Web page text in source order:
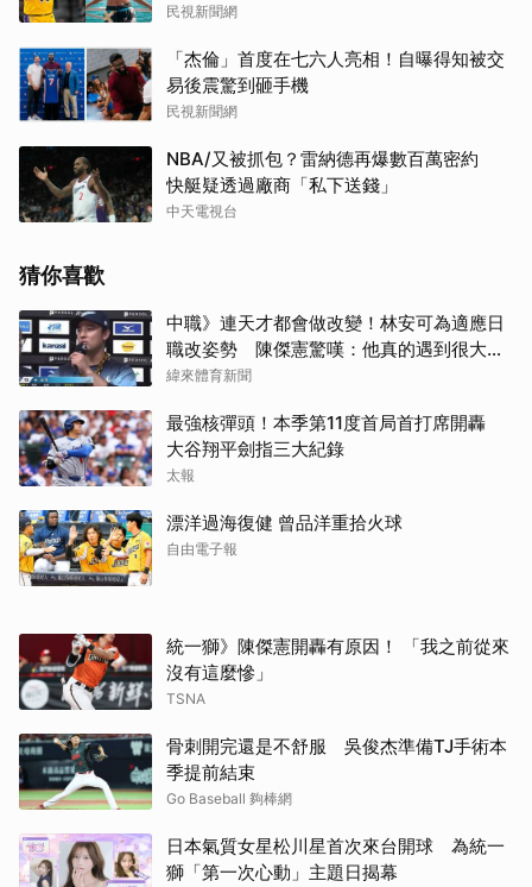
民視新聞網
「杰倫」首度在七六人亮相！自曝得知被交
易後震驚到砸手機
民視新聞網
NBA/又被抓包？雷納德再爆數百萬密約
快艇疑透過廠商「私下送錢」
中天電視台
猜你喜歡
中職》連天才都會做改變！林安可為適應日
職改姿勢 陳傑憲驚嘆：他真的遇到很大挫
折
緯來體育新聞
最強核彈頭！本季第11度首局首打席開轟
大谷翔平劍指三大紀錄
太報
漂洋過海復健 曾品洋重拾火球
自由電子報
統一獅》陳傑憲開轟有原因！ 「我之前從來
沒有這麼慘」
TSNA
骨刺開完還是不舒服 吳俊杰準備TJ手術本
季提前結束
Go Baseball 夠棒網
日本氣質女星松川星首次來台開球 為統一
獅「第一次心動」主題日揭幕